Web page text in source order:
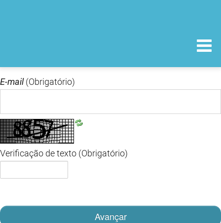
E-mail (Obrigatório)
Verificação de texto (Obrigatório)
Avançar